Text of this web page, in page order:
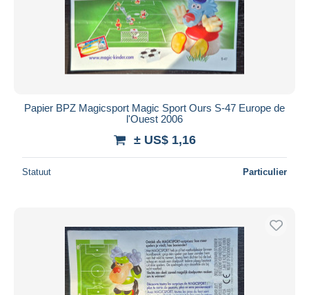
Papier BPZ Magicsport Magic Sport Ours S-47 Europe de
l'Ouest 2006
± US$ 1,16
Statuut Particulier